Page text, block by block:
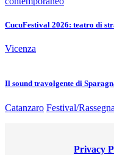
CucuFestival 2026: teatro di
Vicenza
Il sound travolgente di
Catanzaro Festival/Rassegna
Privacy